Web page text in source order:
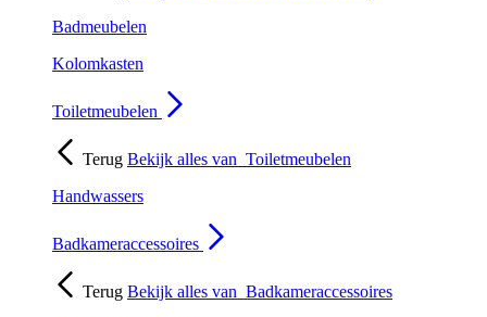
Badmeubelen
Kolomkasten
Toiletmeubelen
Terug Bekijk alles van Toiletmeubelen
Handwassers
Badkameraccessoires
Terug Bekijk alles van Badkameraccessoires